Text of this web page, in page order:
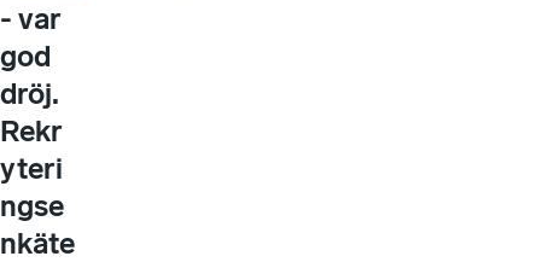
- var
god
dröj.
Rekr
yteri
ngse
nkäte